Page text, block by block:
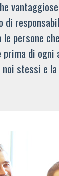
persone
prima di
stessi e